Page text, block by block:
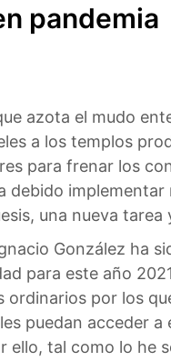
pandemia
azota el mudo
a los templos
para frenar los
debido
una nueva
González ha
para este año
ordinarios por los
puedan acceder
ello, tal como lo he